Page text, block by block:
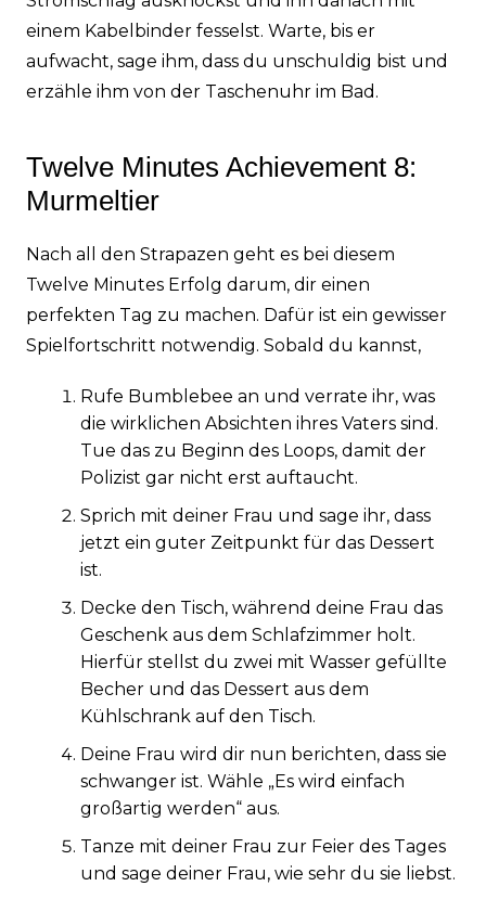
einem Kabelbinder fesselst. Warte, bis er
aufwacht, sage ihm, dass du unschuldig bist und
erzähle ihm von der Taschenuhr im Bad.
Twelve Minutes Achievement 8:
Murmeltier
Nach all den Strapazen geht es bei diesem
Twelve Minutes Erfolg darum, dir einen
perfekten Tag zu machen. Dafür ist ein gewisser
Spielfortschritt notwendig. Sobald du kannst,
Rufe Bumblebee an und verrate ihr, was
die wirklichen Absichten ihres Vaters sind.
Tue das zu Beginn des Loops, damit der
Polizist gar nicht erst auftaucht.
Sprich mit deiner Frau und sage ihr, dass
jetzt ein guter Zeitpunkt für das Dessert
ist.
Decke den Tisch, während deine Frau das
Geschenk aus dem Schlafzimmer holt.
Hierfür stellst du zwei mit Wasser gefüllte
Becher und das Dessert aus dem
Kühlschrank auf den Tisch.
Deine Frau wird dir nun berichten, dass sie
schwanger ist. Wähle „Es wird einfach
großartig werden“ aus.
Tanze mit deiner Frau zur Feier des Tages
und sage deiner Frau, wie sehr du sie liebst.